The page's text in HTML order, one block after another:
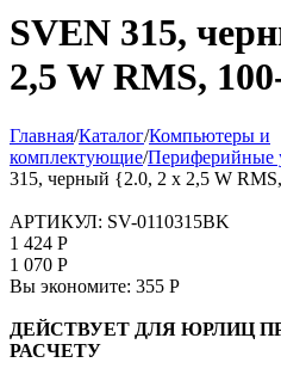
SVEN 315,
2,5 W RMS,
Главная/Каталог/Компьютеры и
комплектующие/Периферийные
315, черный {2.0, 2 х 2,5 W
АРТИКУЛ: SV-0110315BK
1 424 Р
1 070 Р
Вы экономите: 355 Р
ДЕЙСТВУЕТ ДЛЯ ЮРЛИЦ
РАСЧЕТУ